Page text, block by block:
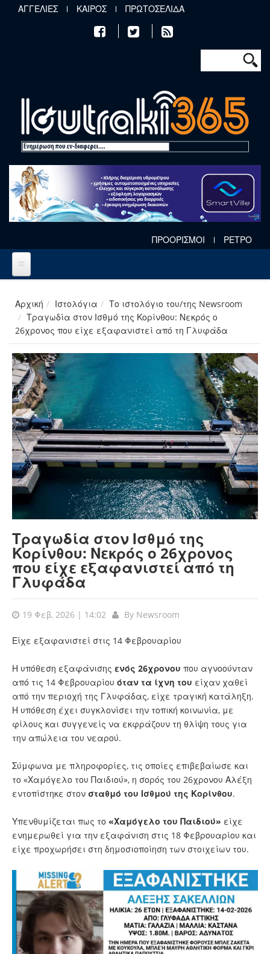
Παράκαμψη προς το κυρίως περιεχόμενο
ΑΓΓΕΛΙΕΣ ΚΑΙΡΟΣ ΠΡΩΤΟΣΕΛΙΔΑ
Φόρμα
Αναζήτηση
ΠΡΟΟΡΙΣΜΟΙ ΡΕΤΡΟ
Αρχική Ιστολόγια
Το ιστολόγιο του/της Newsroom
Τραγωδία στον Ισθμό της Κορίνθου: Νεκρός ο
26χρονος που είχε εξαφανιστεί από τη Γλυφάδα
Τραγωδία στον Ισθμό της
Κορίνθου: Νεκρός ο 26χρονος
που είχε εξαφανιστεί από τη
Γλυφάδα
19 Φεβ, 2026 | 14:02 By Newsroom
Είχε εξαφανιστεί στις 14 Φεβρουαρίου
Η υπόθεση εξαφάνισης ενός 26χρονου που αγνοούνταν
από τις 14 Φεβρουαρίου όταν τα ίχνη του είχαν χαθεί
από την περιοχή της Γλυφάδας, είχε τραγική κατάληξη.
Η υπόθεση έχει συγκλονίσει την τοπική κοινωνία, με
φίλους και συγγενείς να εκφράζουν τη θλίψη τους για
την απώλεια του νεαρού.
Σύμφωνα με πληροφορίες, τις οποίες επιβεβαίωσε και
το «Χαμόγελο του Παιδιού», η σορός του 26χρονου Αλέξη
εντοπίστηκε στον σταθμό του Ισθμού της Κορίνθου.
Υπενθυμίζεται πως το «Χαμόγελο του Παιδιού» είχε
ενημερωθεί για την εξαφάνιση στις 18 Φεβρουαρίου και
είχε προχωρήσει στη δημοσιοποίηση των στοιχείων του.